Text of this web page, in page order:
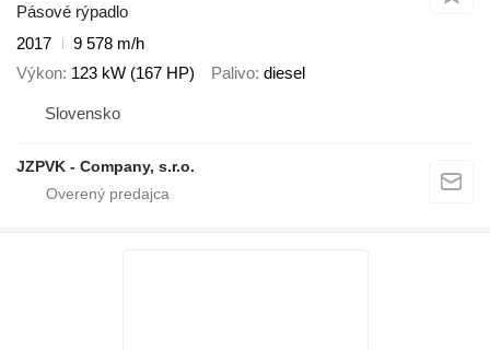
Pásové rýpadlo
2017
9 578 m/h
Výkon 123 kW (167 HP) Palivo diesel
Slovensko
JZPVK - Company, s.r.o.